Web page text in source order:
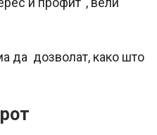
да дозволат, како што